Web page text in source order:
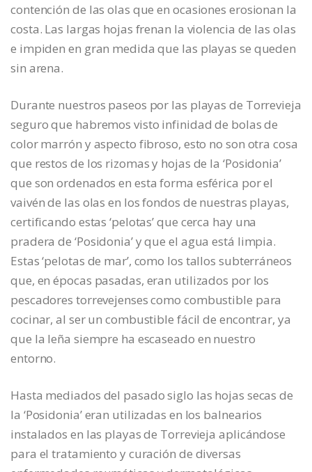
contención de las olas que en ocasiones erosionan la
costa. Las largas hojas frenan la violencia de las olas
e impiden en gran medida que las playas se queden
sin arena.
Durante nuestros paseos por las playas de Torrevieja
seguro que habremos visto infinidad de bolas de
color marrón y aspecto fibroso, esto no son otra cosa
que restos de los rizomas y hojas de la ‘Posidonia’
que son ordenados en esta forma esférica por el
vaivén de las olas en los fondos de nuestras playas,
certificando estas ‘pelotas’ que cerca hay una
pradera de ‘Posidonia’ y que el agua está limpia.
Estas ‘pelotas de mar’, como los tallos subterráneos
que, en épocas pasadas, eran utilizados por los
pescadores torrevejenses como combustible para
cocinar, al ser un combustible fácil de encontrar, ya
que la leña siempre ha escaseado en nuestro
entorno.
Hasta mediados del pasado siglo las hojas secas de
la ‘Posidonia’ eran utilizadas en los balnearios
instalados en las playas de Torrevieja aplicándose
para el tratamiento y curación de diversas